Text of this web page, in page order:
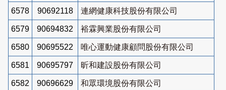
6578 90692118 連網健康科技股份有限公司
6579 90694832 裕霖興業股份有限公司
6580 90695522 唯心運動健康顧問股份有限公司
6581 90695797 昕和建設股份有限公司
6582 90696629 和眾環境股份有限公司